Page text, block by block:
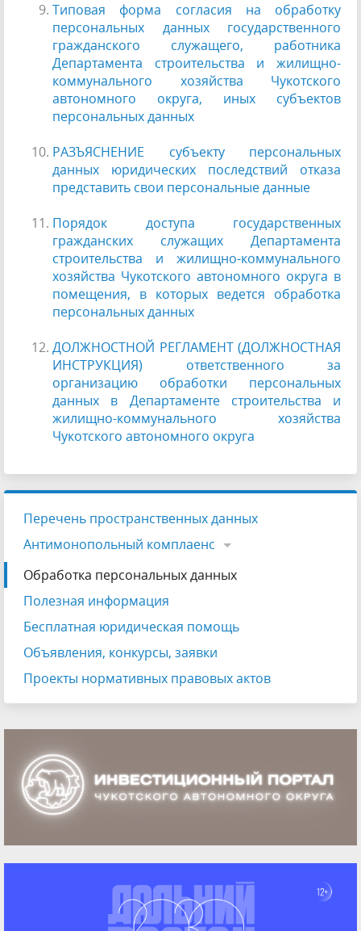
Типовая форма согласия на обработку
персональных данных государственного
гражданского служащего, работника
Департамента строительства и жилищно-
коммунального хозяйства Чукотского
автономного округа, иных субъектов
персональных данных
РАЗЪЯСНЕНИЕ субъекту персональных
данных юридических последствий отказа
представить свои персональные данные
Порядок доступа государственных
гражданских служащих Департамента
строительства и жилищно-коммунального
хозяйства Чукотского автономного округа в
помещения, в которых ведется обработка
персональных данных
ДОЛЖНОСТНОЙ РЕГЛАМЕНТ (ДОЛЖНОСТНАЯ
ИНСТРУКЦИЯ) ответственного за
организацию обработки персональных
данных в Департаменте строительства и
жилищно-коммунального хозяйства
Чукотского автономного округа
Перечень пространственных данных
Антимонопольный комплаенс
Обработка персональных данных
Полезная информация
Бесплатная юридическая помощь
Объявления, конкурсы, заявки
Проекты нормативных правовых актов